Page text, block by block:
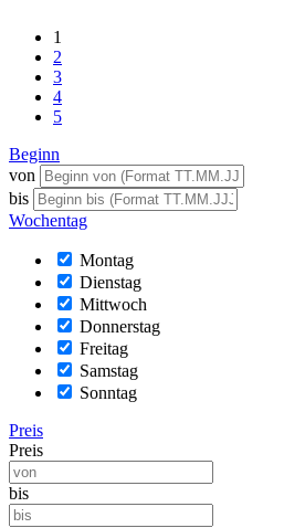
1
2
3
4
5
Beginn
von
bis
Wochentag
Montag
Dienstag
Mittwoch
Donnerstag
Freitag
Samstag
Sonntag
Preis
Preis
bis